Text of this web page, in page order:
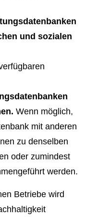
und sozialen
Wenn möglich,
mit anderen
zu denselben
oder zumindest
werden.
Betriebe wird